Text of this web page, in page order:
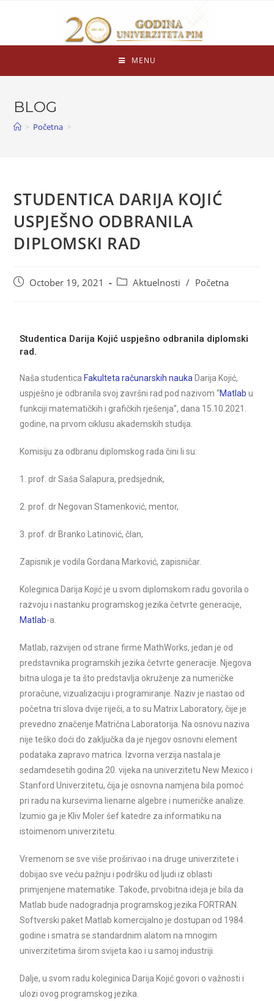
MENU
BLOG
> Početna >
STUDENTICA DARIJA KOJIĆ
USPJEŠNO ODBRANILA
DIPLOMSKI RAD
October 19, 2021 Aktuelnosti / Početna
Studentica Darija Kojić uspješno odbranila diplomski
rad.
Naša studentica Fakulteta računarskih nauka Darija Kojić,
uspješno je odbranila svoj završni rad pod nazivom “Matlab u
funkciji matematičkih i grafičkih rješenja”, dana 15.10.2021.
godine, na prvom ciklusu akademskih studija.
Komisiju za odbranu diplomskog rada čini li su:
1. prof. dr Saša Salapura, predsjednik,
2. prof. dr Negovan Stamenković, mentor,
3. prof. dr Branko Latinović, član,
Zapisnik je vodila Gordana Marković, zapisničar.
Koleginica Darija Kojić je u svom diplomskom radu govorila o
razvoju i nastanku programskog jezika četvrte generacije,
Matlab-a.
Matlab, razvijen od strane firme MathWorks, jedan je od
predstavnika programskih jezika četvrte generacije. Njegova
bitna uloga je ta što predstavlja okruženje za numeričke
proračune, vizualizaciju i programiranje. Naziv je nastao od
početna tri slova dvije riječi, a to su Matrix Laboratory, čije je
prevedno značenje Matrična Laboratorija. Na osnovu naziva
nije teško doći do zaključka da je njegov osnovni element
podataka zapravo matrica. Izvorna verzija nastala je
sedamdesetih godina 20. vijeka na univerzitetu New Mexico i
Stanford Univerzitetu, čija je osnovna namjena bila pomoć
pri radu na kursevima lienarne algebre i numeričke analize.
Izumio ga je Kliv Moler šef katedre za informatiku na
istoimenom univerzitetu.
Vremenom se sve više proširivao i na druge univerzitete i
dobijao sve veću pažnju i podršku od ljudi iz oblasti
primjenjene matematike. Takođe, prvobitna ideja je bila da
Matlab bude nadogradnja programskog jezika FORTRAN.
Softverski paket Matlab komercijalno je dostupan od 1984.
godine i smatra se standardnim alatom na mnogim
univerzitetima širom svijeta kao i u samoj industriji.
Dalje, u svom radu koleginica Darija Kojić govori o važnosti i
ulozi ovog programskog jezika.